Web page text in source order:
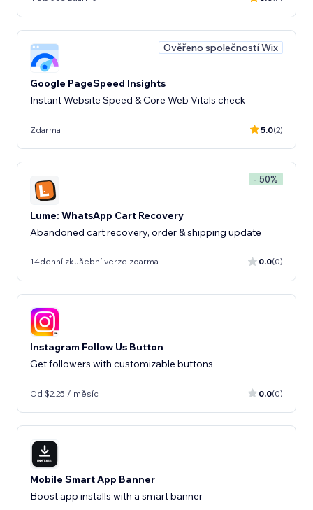
Ověřeno společností Wix
Google PageSpeed Insights
Instant Website Speed & Core Web Vitals check
Zdarma 5.0(2)
- 50%
Lume: WhatsApp Cart Recovery
Abandoned cart recovery, order & shipping update
14denní zkušební verze zdarma 0.0(0)
Instagram Follow Us Button
Get followers with customizable buttons
Od $2.25 / měsíc 0.0(0)
Mobile Smart App Banner
Boost app installs with a smart banner